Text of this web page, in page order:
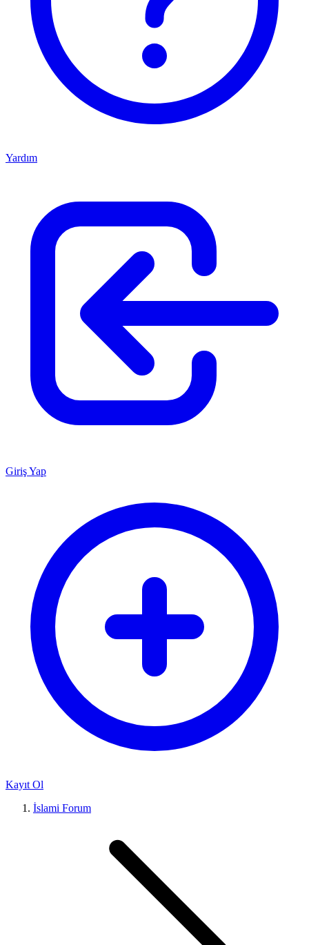
Yardım
Giriş Yap
Kayıt Ol
İslami Forum